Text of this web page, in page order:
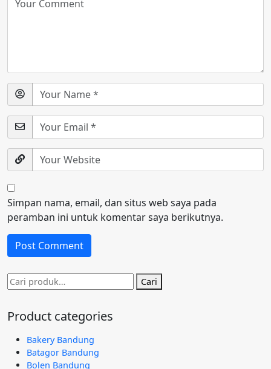
Simpan nama, email, dan situs web saya pada
peramban ini untuk komentar saya berikutnya.
Pencarian
untuk:
Cari
Product categories
Bakery Bandung
Batagor Bandung
Bolen Bandung